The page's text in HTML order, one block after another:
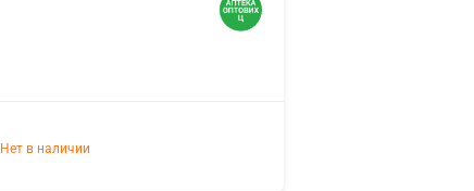
Нет в наличии